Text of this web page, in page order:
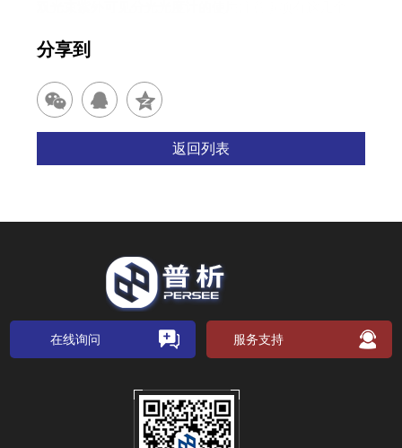
分享到
返回列表
在线询问 服务支持